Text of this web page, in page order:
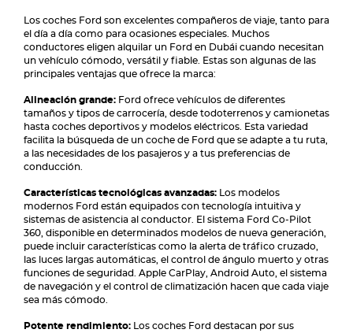
Los coches Ford son excelentes compañeros de viaje, tanto para
el día a día como para ocasiones especiales. Muchos
conductores eligen alquilar un Ford en Dubái cuando necesitan
un vehículo cómodo, versátil y fiable. Estas son algunas de las
principales ventajas que ofrece la marca:
Alineación grande: Ford ofrece vehículos de diferentes
tamaños y tipos de carrocería, desde todoterrenos y camionetas
hasta coches deportivos y modelos eléctricos. Esta variedad
facilita la búsqueda de un coche de Ford que se adapte a tu ruta,
a las necesidades de los pasajeros y a tus preferencias de
conducción.
Características tecnológicas avanzadas:
Los modelos
modernos Ford están equipados con tecnología intuitiva y
sistemas de asistencia al conductor. El sistema Ford Co-Pilot
360, disponible en determinados modelos de nueva generación,
puede incluir características como la alerta de tráfico cruzado,
las luces largas automáticas, el control de ángulo muerto y otras
funciones de seguridad. Apple CarPlay, Android Auto, el sistema
de navegación y el control de climatización hacen que cada viaje
sea más cómodo.
Potente rendimiento:
Los coches Ford destacan por sus